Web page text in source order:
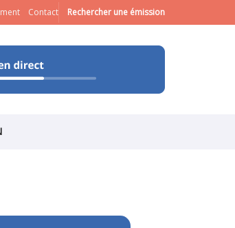
Contact Rechercher une émission